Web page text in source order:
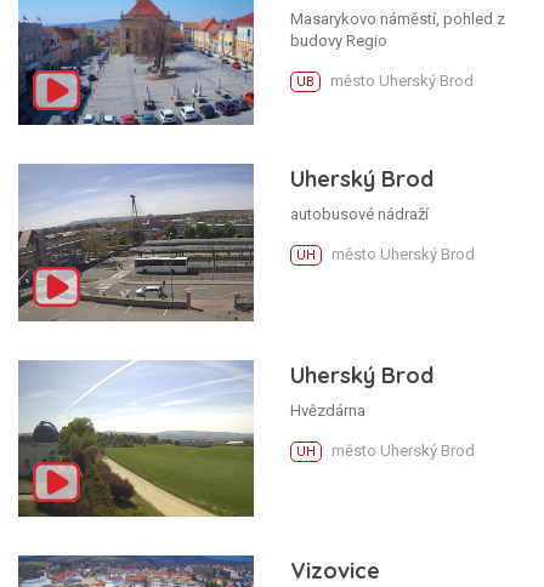
Masarykovo náměstí, pohled z
budovy Regio
UB město Uherský Brod
Uherský Brod
autobusové nádraží
UH město Uherský Brod
Uherský Brod
Hvězdárna
UH město Uherský Brod
Vizovice